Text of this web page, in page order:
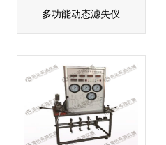
多功能动态滤失仪